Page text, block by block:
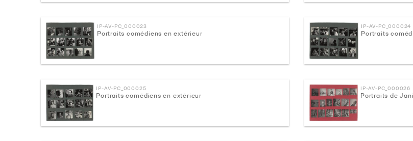
IP-AV-PC_000023
Portraits comédiens en extérieur
IP-AV-PC_000024
Portraits
IP-AV-PC_000025
Portraits comédiens en extérieur
IP-AV-PC_000026
Portraits de